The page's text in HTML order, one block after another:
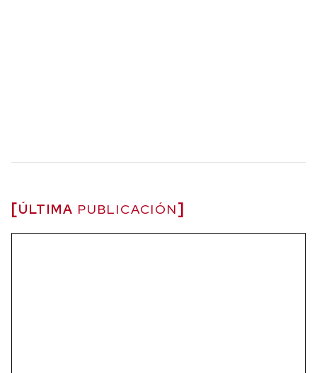
ÚLTIMA PUBLICACIÓN